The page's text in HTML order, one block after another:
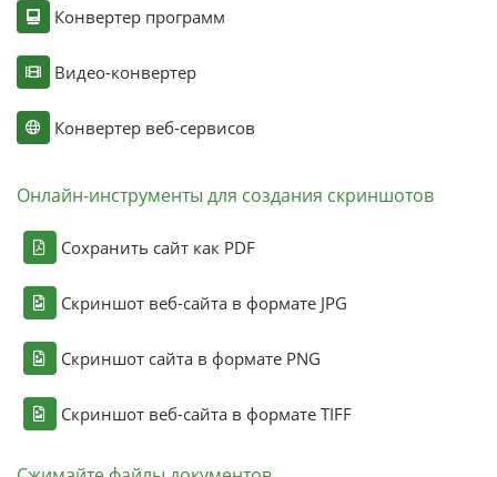
Конвертер программ
Видео-конвертер
Конвертер веб-сервисов
Онлайн-инструменты для создания скриншотов
Сохранить сайт как PDF
Скриншот веб-сайта в формате JPG
Скриншот сайта в формате PNG
Скриншот веб-сайта в формате TIFF